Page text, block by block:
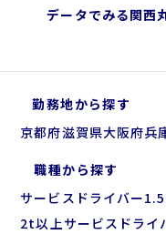
データでみる関西
勤務地から探す
京都府滋賀県大阪府兵
職種から探す
サービスドライバー
2t以上サービスドライ